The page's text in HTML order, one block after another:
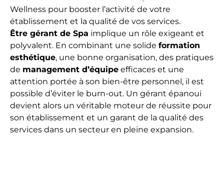
Wellness pour booster l’activité de votre
établissement et la qualité de vos services.
Être gérant de Spa implique un rôle exigeant et
polyvalent. En combinant une solide formation
esthétique, une bonne organisation, des pratiques
de management d’équipe efficaces et une
attention portée à son bien-être personnel, il est
possible d’éviter le burn-out. Un gérant épanoui
devient alors un véritable moteur de réussite pour
son établissement et un garant de la qualité des
services dans un secteur en pleine expansion.